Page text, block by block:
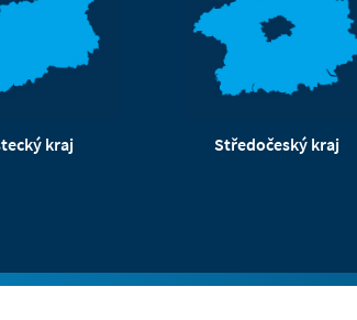
kraj Středočeský kraj